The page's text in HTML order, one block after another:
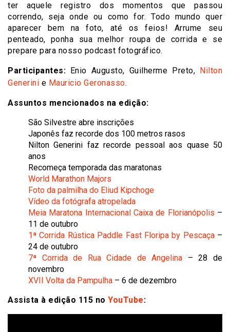
ter aquele registro dos momentos que passou
correndo, seja onde ou como for. Todo mundo quer
aparecer bem na foto, até os feios! Arrume seu
penteado, ponha sua melhor roupa de corrida e se
prepare para nosso podcast fotográfico.
Participantes: Enio Augusto, Guilherme Preto, Nilton
Generini e Mauricio Geronasso.
Assuntos mencionados na edição:
São Silvestre abre inscrições
Japonês faz recorde dos 100 metros rasos
Nilton Generini faz recorde pessoal aos quase 50
anos
Recomeça temporada das maratonas
World Marathon Majors
Foto da palmilha do Eliud Kipchoge
Vídeo da fotógrafa atropelada
Meia Maratona Internacional Caixa de Florianópolis –
11 de outubro
1ª Corrida Rústica Paddle Fast Floripa by Pescaça–
24 de outubro
7ª Corrida de Rua Cidade de Angelina – 28 de
novembro
XVII Volta da Pampulha – 6 de dezembro
Assista à edição 115 no YouTube: